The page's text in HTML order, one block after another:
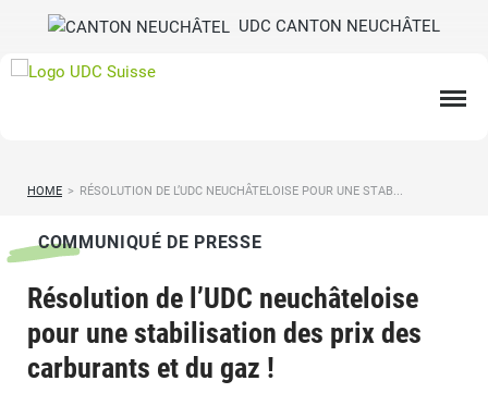
UDC CANTON NEUCHÂTEL
HOME > RÉSOLUTION DE L’UDC NEUCHÂTELOISE POUR UNE STAB...
COMMUNIQUÉ DE PRESSE
Résolution de l’UDC neuchâteloise
pour une stabilisation des prix des
carburants et du gaz !